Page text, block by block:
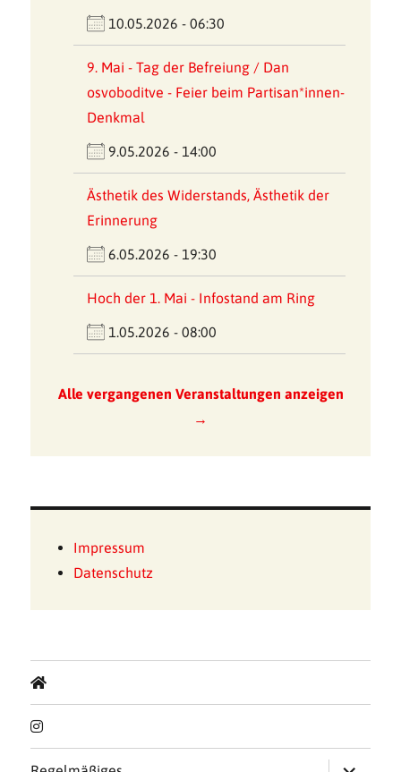
10.05.2026 - 06:30
9. Mai - Tag der Befreiung / Dan
osvoboditve - Feier beim Partisan*innen-
Denkmal
9.05.2026 - 14:00
Ästhetik des Widerstands, Ästhetik der
Erinnerung
6.05.2026 - 19:30
Hoch der 1. Mai - Infostand am Ring
1.05.2026 - 08:00
Alle vergangenen Veranstaltungen anzeigen
→
Impressum
Datenschutz